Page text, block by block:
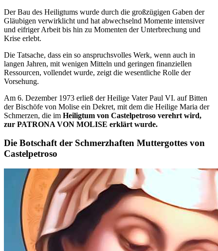
Der Bau des Heiligtums wurde durch die großzügigen Gaben der
Gläubigen verwirklicht und hat abwechselnd Momente intensiver
und eifriger Arbeit bis hin zu Momenten der Unterbrechung und
Krise erlebt.
Die Tatsache, dass ein so anspruchsvolles Werk, wenn auch in
langen Jahren, mit wenigen Mitteln und geringen finanziellen
Ressourcen, vollendet wurde, zeigt die wesentliche Rolle der
Vorsehung.
Am 6. Dezember 1973 erließ der Heilige Vater Paul VI. auf Bitten
der Bischöfe von Molise ein Dekret, mit dem die Heilige Maria der
Schmerzen, die im Heiligtum von Castelpetroso verehrt wird,
zur PATRONA VON MOLISE erklärt wurde.
Die Botschaft der Schmerzhaften Muttergottes von
Castelpetroso